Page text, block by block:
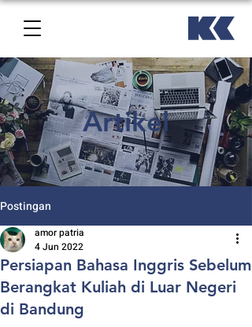
Artikel
Postingan
Persiapan Bahasa Inggris Sebelum
Berangkat Kuliah di Luar Negeri
di Bandung
amor patria
4 Jun 2022